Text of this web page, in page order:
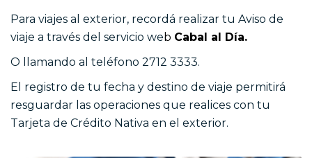
Para viajes al exterior, recordá realizar tu Aviso de
viaje a través del servicio web Cabal al Día.
O llamando al teléfono 2712 3333.
El registro de tu fecha y destino de viaje permitirá
resguardar las operaciones que realices con tu
Tarjeta de Crédito Nativa en el exterior.